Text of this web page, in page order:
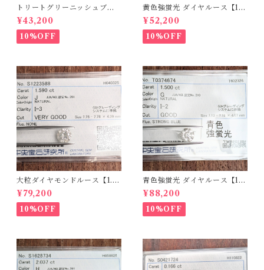
トリートグリーニッシュブル
ーダイヤルース【0.234ct】P
RO206812
¥43,200
10%OFF
黄色強蛍光 ダイヤルース【1.0
98ct】PRO208215
¥52,200
10%OFF
大粒ダイヤモンドルース【1.5
90ct】PRO207355
¥79,200
10%OFF
青色強蛍光 ダイヤルース【1.5
00ct】PRO208926
¥88,200
10%OFF